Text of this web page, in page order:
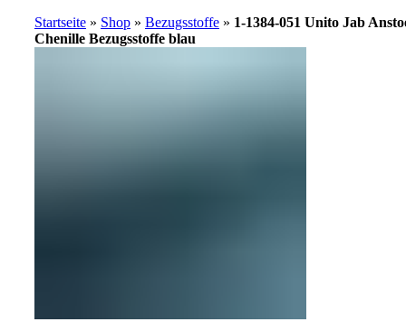
Startseite » Shop » Bezugsstoffe » 1-1384-051 Unito Jab
Chenille Bezugsstoffe blau